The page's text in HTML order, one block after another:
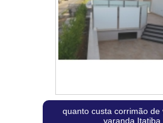
quanto custa corrimão de
varanda Itatiba